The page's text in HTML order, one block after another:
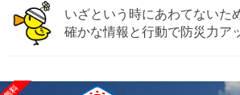
いざという時にあわてないた
確かな情報と行動で防災力ア